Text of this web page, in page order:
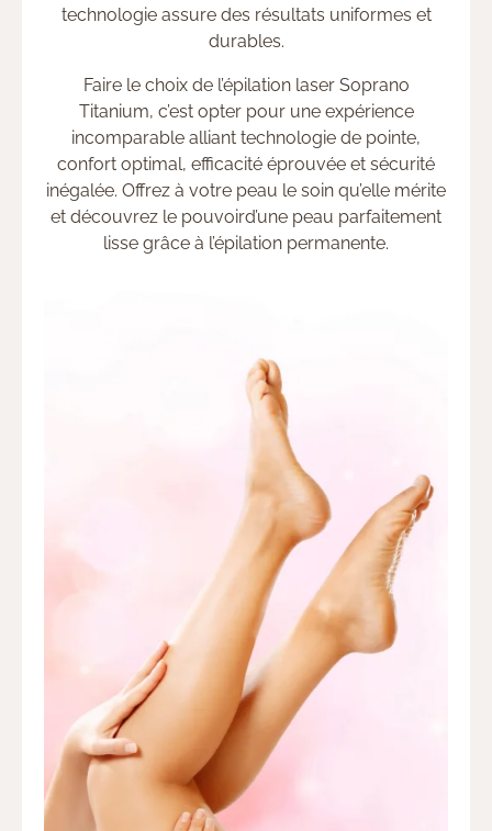
technologie assure des résultats uniformes et
durables.
Faire le choix de l’épilation laser Soprano
Titanium, c’est opter pour une expérience
incomparable alliant technologie de pointe,
confort optimal, efficacité éprouvée et sécurité
inégalée. Offrez à votre peau le soin qu’elle mérite
et découvrez le pouvoird’une peau parfaitement
lisse grâce à l’épilation permanente.